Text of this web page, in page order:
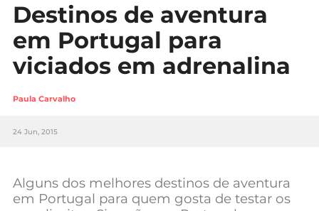
Carreira
Casa
Lifestyle
Sociedade
Negócios
Destinos de aventura
em Portugal para
viciados em adrenalina
Paula Carvalho
24 Jun, 2015
Alguns dos melhores destinos de aventura
em Portugal para quem gosta de testar os